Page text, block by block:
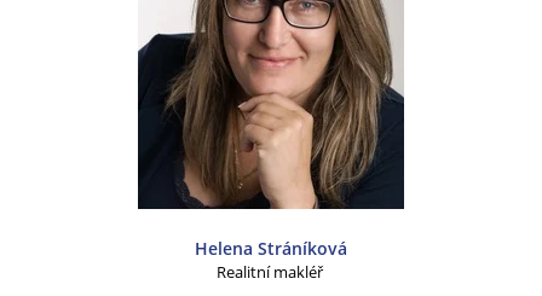
Helena Stráníková
Realitní makléř